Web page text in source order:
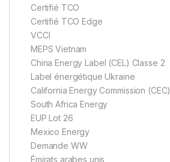
Certifié TCO
Certifié TCO Edge
VCCI
MEPS Vietnam
China Energy Label (CEL) Classe 2
Label énergétique Ukraine
California Energy Commission (CEC)
South Africa Energy
EUP Lot 26
Mexico Energy
Demande WW
Émirats arabes unis